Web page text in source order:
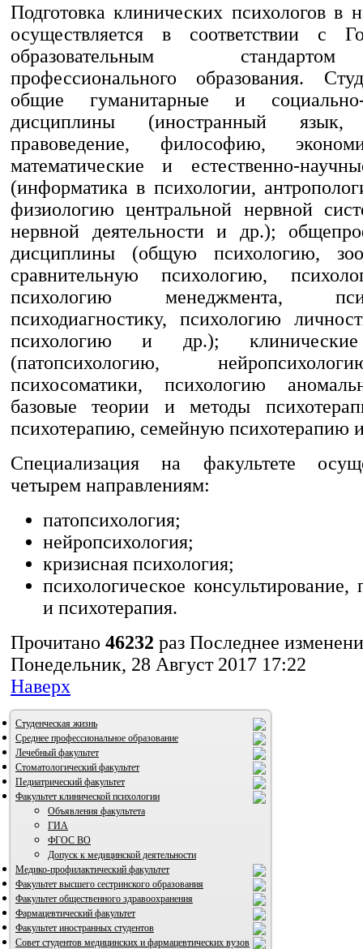
Подготовка клинических психологов в
осуществляется в соответствии с
образовательным
профессионального образования.
общие гуманитарные и социально-
дисциплины (иностранный язык,
правоведение, философию,
математические и естественно-
(информатика в психологии,
физиологию центральной нервной
нервной деятельности и др.);
дисциплины (общую психологию,
сравнительную психологию,
психологию менеджмента,
психодиагностику, психологию
психологию и др.);
(патопсихологию,
психосоматики, психологию
базовые теории и методы
психотерапию, семейную психотерапию
Специализация на факультете
четырем направлениям:
патопсихология;
нейропсихология;
кризисная психология;
психологическое консультирование,
и психотерапия.
Прочитано 46232 раз Последнее
Понедельник, 28 Август 2017 17:22
Наверх
Студенческая жизнь
Среднее профессиональное образование
Лечебный факультет
Стоматологический факультет
Педиатрический факультет
Факультет клинической психологии
Объявления факультета
ГИА
ФГОС ВО
Допуск к медицинской деятельности
Медико-профилактический факультет
Факультет высшего сестринского образования
Факультет общественного здравоохранения
Фармацевтический факультет
Факультет иностранных студентов
Совет студентов медицинских и фармацевтических вузов